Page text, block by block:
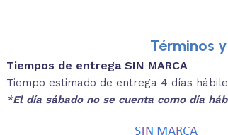
Descripciones breves y medidas
REVISA
Términos
Tiempos de entrega SIN MARCA
Tiempo estimado de entrega 4 días
*El día sábado no se cuenta como día